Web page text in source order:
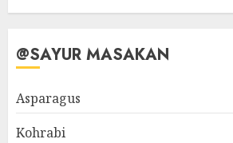
@SAYUR MASAKAN
Asparagus
Kohrabi